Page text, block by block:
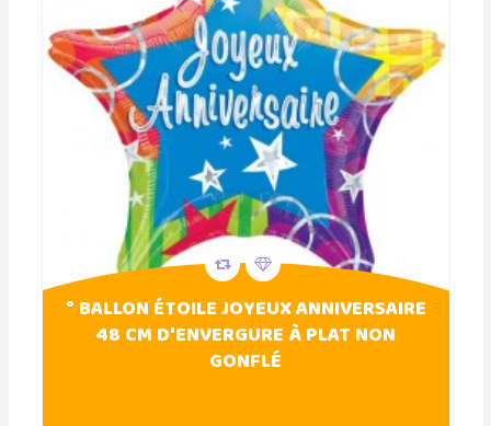
° BALLON ÉTOILE JOYEUX ANNIVERSAIRE
48 CM D'ENVERGURE À PLAT NON
GONFLÉ